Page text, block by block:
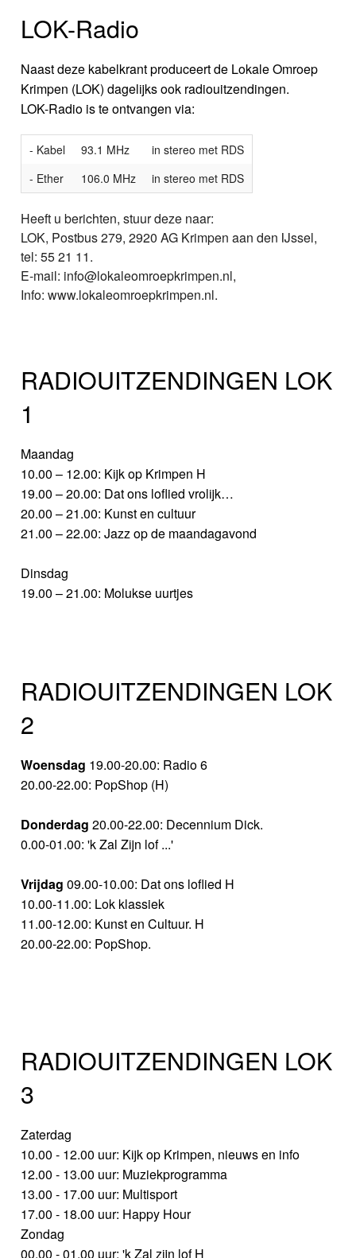
LOK-Radio
Naast deze kabelkrant produceert de Lokale Omroep
Krimpen (LOK) dagelijks ook radiouitzendingen.
LOK-Radio is te ontvangen via:
- Kabel 93.1 MHz
in stereo met RDS
- Ether
106.0 MHz in stereo met RDS
Heeft u berichten, stuur deze naar:
LOK, Postbus 279, 2920 AG Krimpen aan den IJssel,
tel: 55 21 11.
E-mail: info@lokaleomroepkrimpen.nl,
Info: www.lokaleomroepkrimpen.nl.
RADIOUITZENDINGEN LOK
1
Maandag
10.00 – 12.00: Kijk op Krimpen H
19.00 – 20.00: Dat ons loflied vrolijk…
20.00 – 21.00: Kunst en cultuur
21.00 – 22.00: Jazz op de maandagavond
Dinsdag
19.00 – 21.00: Molukse uurtjes
RADIOUITZENDINGEN LOK
2
Woensdag 19.00-20.00: Radio 6
20.00-22.00: PopShop (H)
Donderdag 20.00-22.00: Decennium Dick.
0.00-01.00: 'k Zal Zijn lof ...'
Vrijdag 09.00-10.00: Dat ons loflied H
10.00-11.00: Lok klassiek
11.00-12.00: Kunst en Cultuur. H
20.00-22.00: PopShop.
RADIOUITZENDINGEN LOK
3
Zaterdag
10.00 - 12.00 uur: Kijk op Krimpen, nieuws en info
12.00 - 13.00 uur: Muziekprogramma
13.00 - 17.00 uur: Multisport
17.00 - 18.00 uur: Happy Hour
Zondag
00.00 - 01.00 uur: 'k Zal zijn lof H